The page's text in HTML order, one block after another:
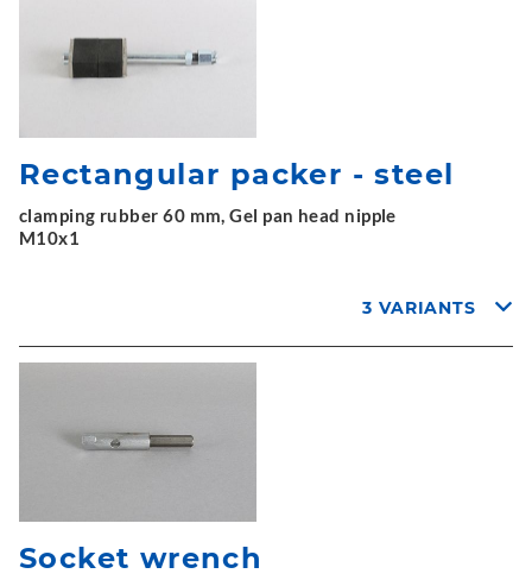
Rectangular packer - steel
clamping rubber 60 mm, Gel pan head nipple
M10x1
3 VARIANTS
Socket wrench